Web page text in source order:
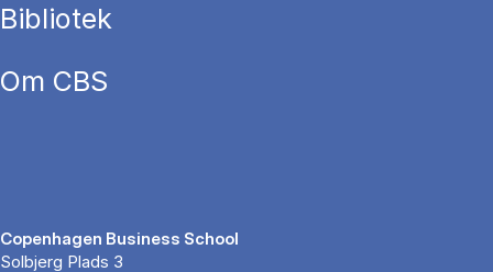
Bibliotek
Om CBS
Copenhagen Business School
Solbjerg Plads 3